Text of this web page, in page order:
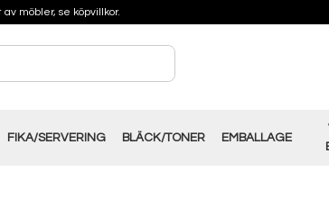
möbler, se köpvillkor.
FIKA/SERVERING BLÄCK/TONER EMBALLAGE